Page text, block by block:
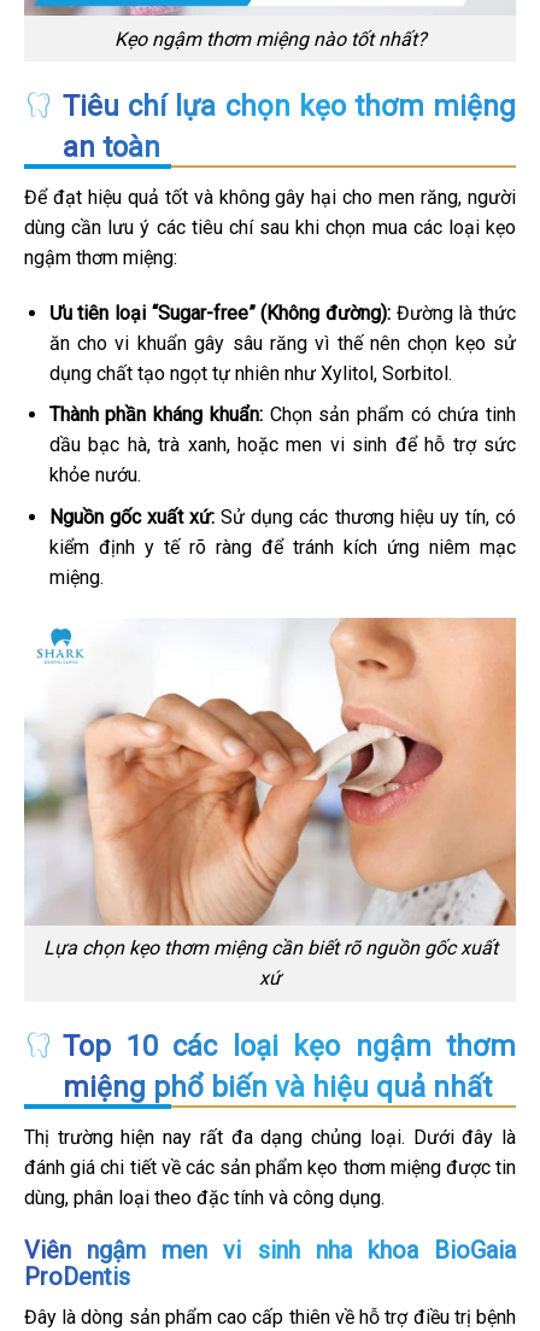
Kẹo ngậm thơm miệng nào tốt nhất?
Tiêu chí lựa chọn kẹo thơm miệng
an toàn
Để đạt hiệu quả tốt và không gây hại cho men răng, người
dùng cần lưu ý các tiêu chí sau khi chọn mua các loại kẹo
ngậm thơm miệng:
Ưu tiên loại “Sugar-free” (Không đường): Đường là thức
ăn cho vi khuẩn gây sâu răng vì thế nên chọn kẹo sử
dụng chất tạo ngọt tự nhiên như Xylitol, Sorbitol.
Thành phần kháng khuẩn:Chọn sản phẩm có chứa tinh
dầu bạc hà, trà xanh, hoặc men vi sinh để hỗ trợ sức
khỏe nướu.
Nguồn gốc xuất xứ: Sử dụng các thương hiệu uy tín, có
kiểm định y tế rõ ràng để tránh kích ứng niêm mạc
miệng.
Lựa chọn kẹo thơm miệng cần biết rõ nguồn gốc xuất
xứ
Top 10 các loại kẹo ngậm thơm
miệng phổ biến và hiệu quả nhất
Thị trường hiện nay rất đa dạng chủng loại. Dưới đây là
đánh giá chi tiết về các sản phẩm kẹo thơm miệng được tin
dùng, phân loại theo đặc tính và công dụng.
Viên ngậm men vi sinh nha khoa BioGaia
ProDentis
Đây là dòng sản phẩm cao cấp thiên về hỗ trợ điều trị bệnh